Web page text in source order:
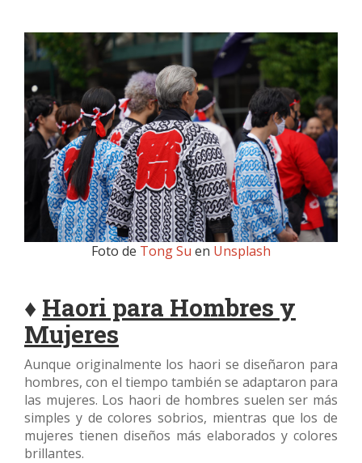
Foto de Tong Su en Unsplash
♦ Haori para Hombres y
Mujeres
Aunque originalmente los haori se diseñaron para
hombres, con el tiempo también se adaptaron para
las mujeres. Los haori de hombres suelen ser más
simples y de colores sobrios, mientras que los de
mujeres tienen diseños más elaborados y colores
brillantes.